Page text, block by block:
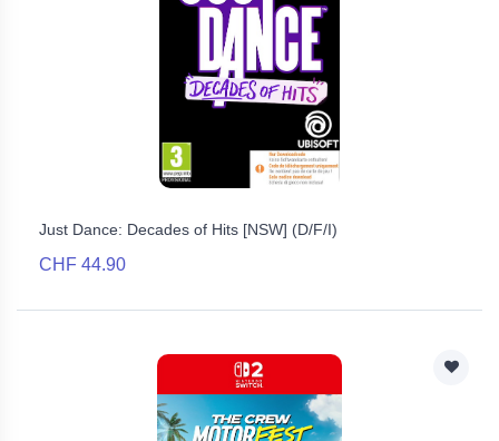
Just Dance: Decades of Hits [NSW] (D/F/I)
CHF 44.90